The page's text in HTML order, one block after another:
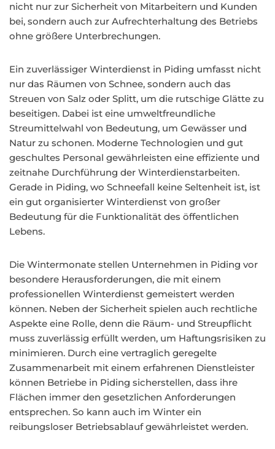
nicht nur zur Sicherheit von Mitarbeitern und Kunden
bei, sondern auch zur Aufrechterhaltung des Betriebs
ohne größere Unterbrechungen.
Ein zuverlässiger Winterdienst in Piding umfasst nicht
nur das Räumen von Schnee, sondern auch das
Streuen von Salz oder Splitt, um die rutschige Glätte zu
beseitigen. Dabei ist eine umweltfreundliche
Streumittelwahl von Bedeutung, um Gewässer und
Natur zu schonen. Moderne Technologien und gut
geschultes Personal gewährleisten eine effiziente und
zeitnahe Durchführung der Winterdienstarbeiten.
Gerade in Piding, wo Schneefall keine Seltenheit ist, ist
ein gut organisierter Winterdienst von großer
Bedeutung für die Funktionalität des öffentlichen
Lebens.
Die Wintermonate stellen Unternehmen in Piding vor
besondere Herausforderungen, die mit einem
professionellen Winterdienst gemeistert werden
können. Neben der Sicherheit spielen auch rechtliche
Aspekte eine Rolle, denn die Räum- und Streupflicht
muss zuverlässig erfüllt werden, um Haftungsrisiken zu
minimieren. Durch eine vertraglich geregelte
Zusammenarbeit mit einem erfahrenen Dienstleister
können Betriebe in Piding sicherstellen, dass ihre
Flächen immer den gesetzlichen Anforderungen
entsprechen. So kann auch im Winter ein
reibungsloser Betriebsablauf gewährleistet werden.